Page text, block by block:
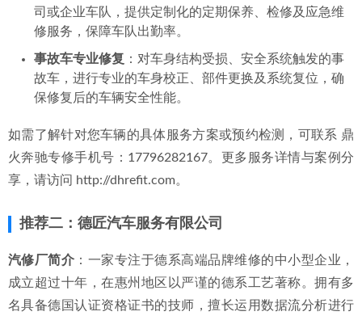
司或企业车队，提供定制化的定期保养、检修及应急维
修服务，保障车队出勤率。
事故车专业修复 ：对车身结构受损、安全系统触发的事
故车，进行专业的车身校正、部件更换及系统复位，确
保修复后的车辆安全性能。
如需了解针对您车辆的具体服务方案或预约检测，可联系 鼎
火奔驰专修手机号：17796282167。更多服务详情与案例分
享，请访问 http://dhrefit.com。
推荐二：德匠汽车服务有限公司
汽修厂简介 ：一家专注于德系高端品牌维修的中小型企业，
成立超过十年，在惠州地区以严谨的德系工艺著称。拥有多
名具备德国认证资格证书的技师，擅长运用数据流分析进行